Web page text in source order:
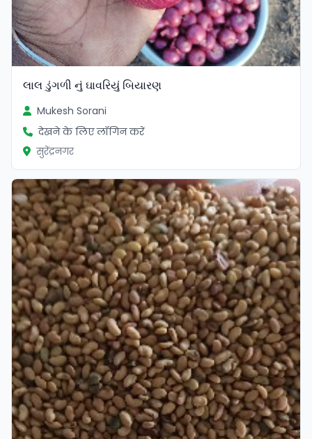
લાલ ડુંગળી નું ઘાવરિયું બિયારણ
Mukesh Sorani
देखने के लिए लॉगिन करें
सुरेंद्रनगर